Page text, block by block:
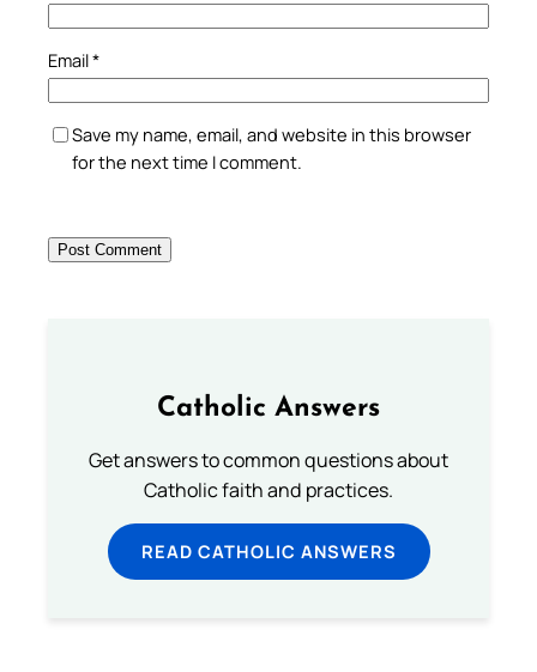
Email*
Save my name, email, and website in this browser
for the next time I comment.
Catholic Answers
Get answers to common questions about
Catholic faith and practices.
READ CATHOLIC ANSWERS